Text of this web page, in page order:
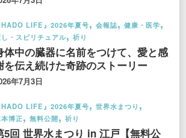
HADO LIFE』2026年夏号 会報誌
健康・医学
・スピリチュアル
祈り
体中の臓器に名前をつけて、愛と感
を伝え続けた奇跡のストーリー
年7月3日
HADO LIFE』2026年夏号
世界水まつり
博正
無料公開 祈り
5回 世界水まつり in 江戸【無料公